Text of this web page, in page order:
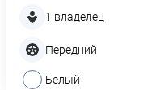
1 владелец
Передний
Белый